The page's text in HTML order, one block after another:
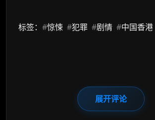
标签： #惊悚 #犯罪 #剧情 #中国香港
展开评论